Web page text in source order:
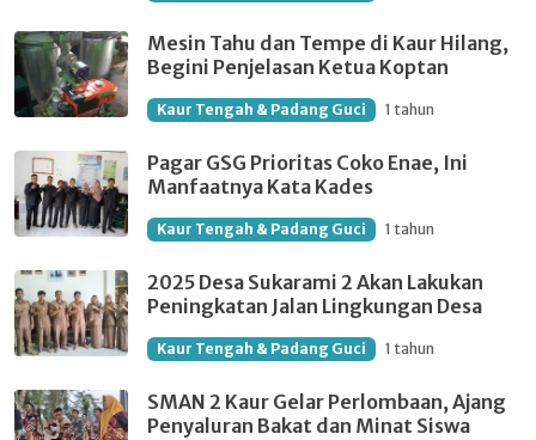
Mesin Tahu dan Tempe di Kaur Hilang,
Begini Penjelasan Ketua Koptan
Kaur Tengah & Padang Guci 1 tahun
Pagar GSG Prioritas Coko Enae, Ini
Manfaatnya Kata Kades
Kaur Tengah & Padang Guci 1 tahun
2025 Desa Sukarami 2 Akan Lakukan
Peningkatan Jalan Lingkungan Desa
Kaur Tengah & Padang Guci 1 tahun
SMAN 2 Kaur Gelar Perlombaan, Ajang
Penyaluran Bakat dan Minat Siswa